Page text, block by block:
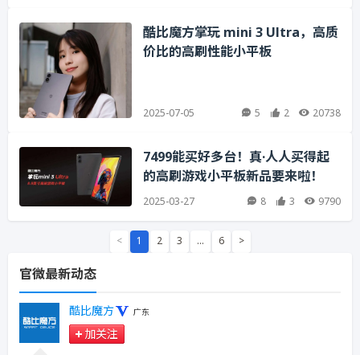
酷比魔方掌玩 mini 3 Ultra，高质
价比的高刷性能小平板
2025-07-05 5 2 20738
7499能买好多台！真·人人买得起
的高刷游戏小平板新品要来啦！
2025-03-27 8 3 9790
< 1 2 3 … 6 >
官微最新动态
酷比魔方 广东
加关注